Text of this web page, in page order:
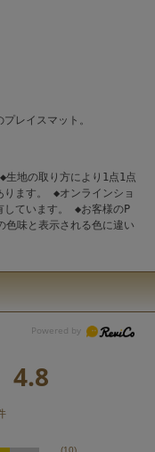
レイスマット。
生地の取り方により1点1点
ります。 ◆オンラインショ
しています。 ◆お客様のP
色味と表示される色に違い
4.8
(10)